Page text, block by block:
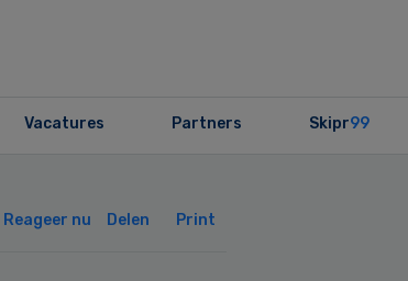
Vacatures Partners Skipr99
Reageer nu Delen Print